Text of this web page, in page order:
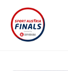
content